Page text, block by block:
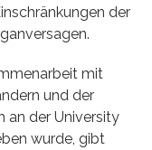
der
mit
und der
an der University
wurde, gibt